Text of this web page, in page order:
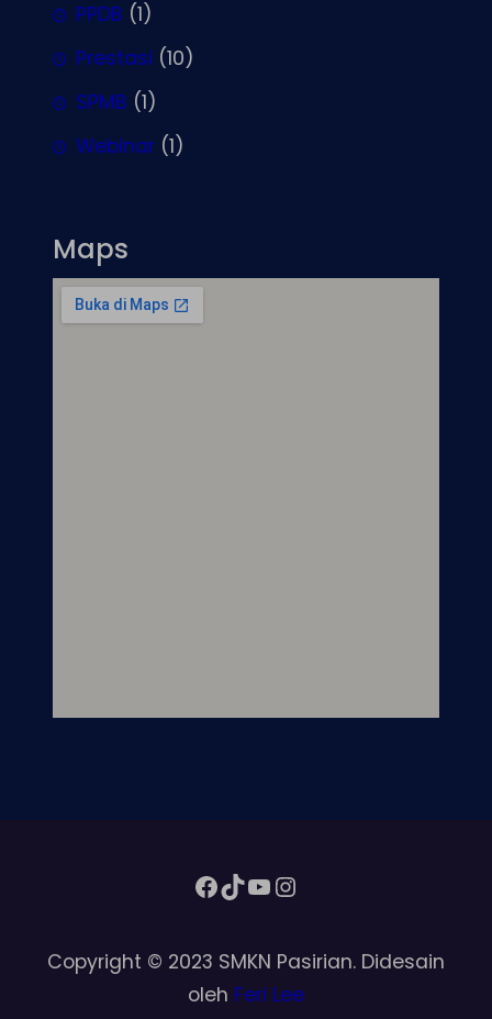
PPDB (1)
Prestasi (10)
SPMB (1)
Webinar (1)
Maps
Facebook
TikTok
YouTube
Instagram
Copyright © 2023 SMKN Pasirian. Didesain
oleh Feri Lee